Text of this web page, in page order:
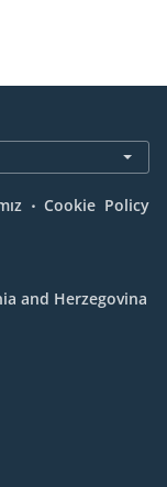
. Cookie Policy
and Herzegovina